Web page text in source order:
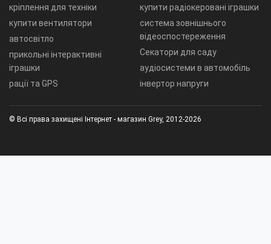
кріплення для техніки
купити вентилятори
автосвітло
прикольні інтерактивні
іграшки
рації та GPS
купити радіокеровані іграшки
система зовнішнього
відеоспостереження
Секатори для саду
аудіосистеми в автомобіль
інвертор напруги
© Всі права захищені Інтернет - магазин Grey, 2012-2026